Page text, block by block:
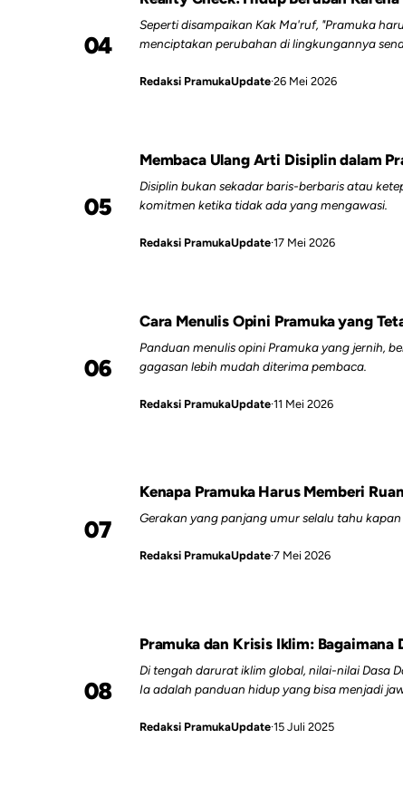
04
Seperti disampaikan Kak Ma'ruf, "Pramuka
menciptakan perubahan di lingkungannya
Redaksi PramukaUpdate·26 Mei 2026
05
Membaca Ulang Arti Disiplin dalam
Disiplin bukan sekadar baris-berbaris atau
komitmen ketika tidak ada yang mengawasi.
Redaksi PramukaUpdate·17 Mei 2026
06
Cara Menulis Opini Pramuka yang
Panduan menulis opini Pramuka yang jernih,
gagasan lebih mudah diterima pembaca.
Redaksi PramukaUpdate·11 Mei 2026
07
Kenapa Pramuka Harus Memberi
Gerakan yang panjang umur selalu tahu
Redaksi PramukaUpdate·7 Mei 2026
08
Pramuka dan Krisis Iklim: Bagaimana
Di tengah darurat iklim global, nilai-nilai Dasa
Ia adalah panduan hidup yang bisa menjadi
Redaksi PramukaUpdate·15 Juli 2025